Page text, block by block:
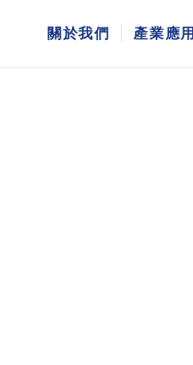
關於我們 產業應用